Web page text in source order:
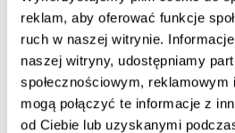
reklam, aby oferować funkcje
ruch w naszej witrynie.
naszej witryny, udostępniamy
społecznościowym,
mogą połączyć te informacje z
od Ciebie lub uzyskanymi
Przeznaczenie:
podłoga i ściana
Zastosowanie/przenaczenie:
do wewnątrz i na zewnątrz